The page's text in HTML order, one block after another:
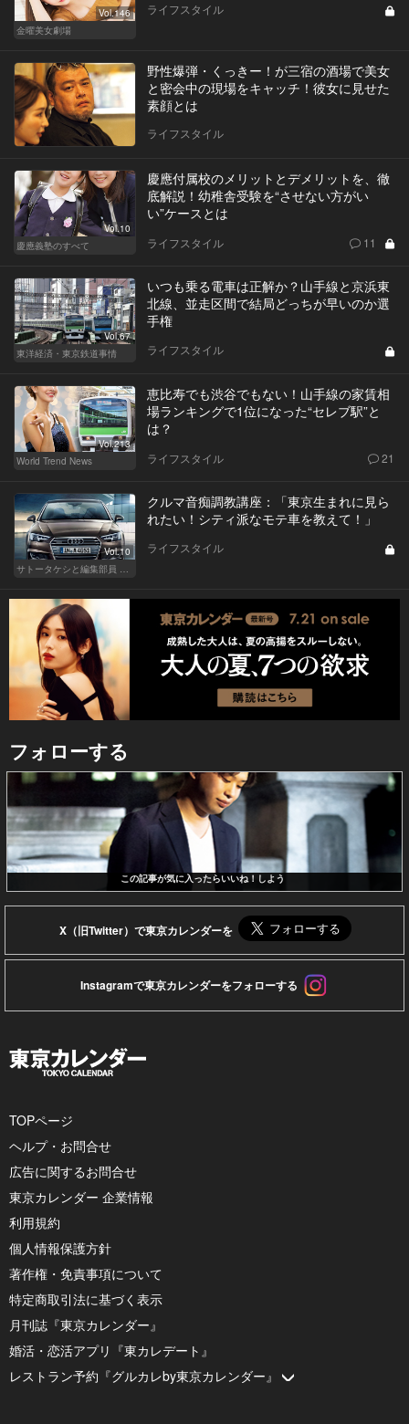
Vol.146
金曜美女劇場
ライフスタイル
野性爆弾・くっきー！が三宿の酒場で美女
と密会中の現場をキャッチ！彼女に見せた
素顔とは
ライフスタイル
Vol.10
慶應義塾のすべて
慶應付属校のメリットとデメリットを、徹
底解説！幼稚舎受験を“させない方がい
い”ケースとは
ライフスタイル 11
Vol.67
東洋経済・東京鉄道事情
いつも乗る電車は正解か？山手線と京浜東
北線、並走区間で結局どっちが早いのか選
手権
ライフスタイル
Vol.213
World Trend News
恵比寿でも渋谷でもない！山手線の家賃相
場ランキングで1位になった“セレブ駅”と
は？
ライフスタイル 21
Vol.10
クルマ音痴調教講座：「東京生まれに見ら
れたい！シティ派なモテ車を教えて！」
ライフスタイル
フォローする
この記事が気に入ったらいいね！しよう
X（旧Twitter）で東京カレンダーを
Instagramで東京カレンダーをフォローする
TOPページ
ヘルプ・お問合せ
広告に関するお問合せ
東京カレンダー 企業情報
利用規約
個人情報保護方針
著作権・免責事項について
特定商取引法に基づく表示
月刊誌『東京カレンダー』
婚活・恋活アプリ『東カレデート』
レストラン予約『グルカレby東京カレンダー』